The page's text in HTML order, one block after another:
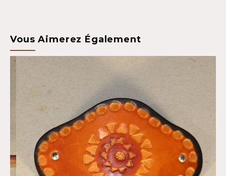
Vous Aimerez Également